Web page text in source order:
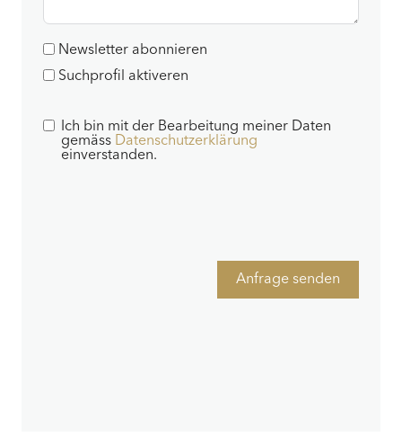
Newsletter abonnieren
Suchprofil aktiveren
Ich bin mit der Bearbeitung meiner Daten
gemäss Datenschutzerklärung
einverstanden.
Anfrage senden